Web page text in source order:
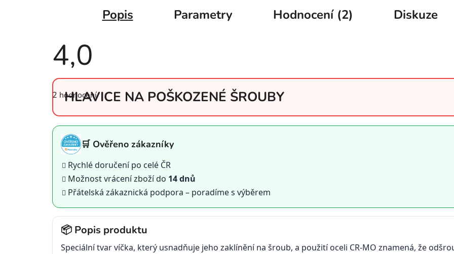
Popis Parametry Hodnocení (2) Diskuze
4,0
Průměrné
produktu
4,0
5
hvězdiček.
2 hodnocení
HLAVICE NA POŠKOZENÉ ŠROUBY
🛒 Ověřeno zákazníky
Rychlé doručení po celé ČR
Možnost vrácení zboží do 14 dnů
Přátelská zákaznická podpora – poradíme s výběrem
📦 Popis produktu
Speciálnítvarvíčka, který usnadňuje jeho zaklínění na šroub, a použití oceli CR-MO znamená, že